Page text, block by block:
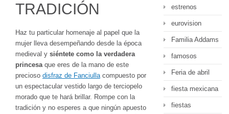
TRADICIÓN
Haz tu particular homenaje al papel que la
mujer lleva desempeñando desde la época
medieval y siéntete como la verdadera
princesaque eres de la mano de este
precioso disfraz de Fanciullacompuesto por
un espectacular vestido largo de terciopelo
morado que te hará brillar. Rompe con la
tradición y no esperes a que ningún apuesto
estrenos
eurovision
Familia Addams
famosos
Feria de abril
fiesta mexicana
fiestas